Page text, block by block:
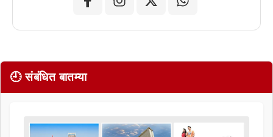
🕘 संबंधित बातम्या